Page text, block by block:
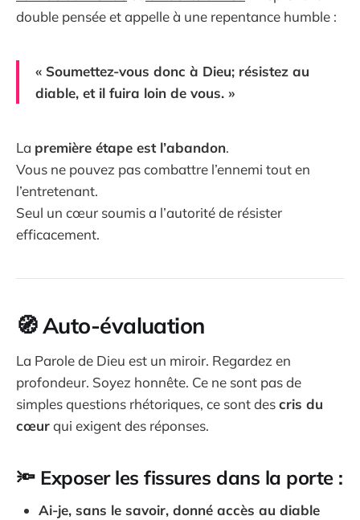
double pensée et appelle à une repentance humble :
« Soumettez-vous donc à Dieu; résistez au
diable, et il fuira loin de vous. »
La première étape est l’abandon.
Vous ne pouvez pas combattre l’ennemi tout en
l’entretenant.
Seul un cœur soumis a l’autorité de résister
efficacement.
🧭Auto-évaluation
La Parole de Dieu est un miroir. Regardez en
profondeur. Soyez honnête. Ce ne sont pas de
simples questions rhétoriques, ce sont descris du
cœurqui exigent des réponses.
🔦 Exposer les fissures dans la porte :
Ai-je, sans le savoir, donné accès au diable